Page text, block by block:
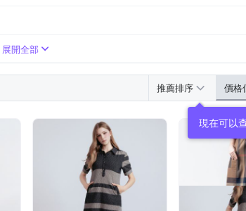
展開全部
推薦排序 價格
現在可以